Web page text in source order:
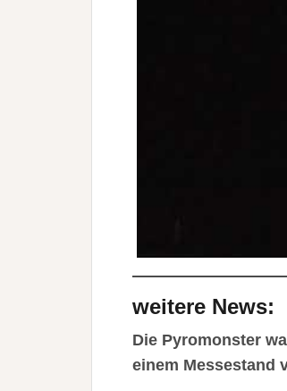
weitere News:
Die Pyromonster
einem Messestand